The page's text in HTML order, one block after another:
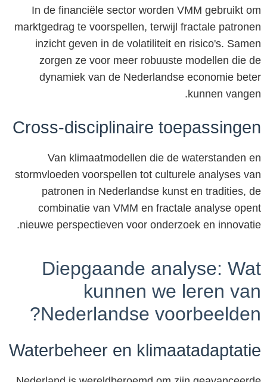
In de financiële sector worden VMM gebruikt om
marktgedrag te voorspellen, terwijl fractale patronen
inzicht geven in de volatiliteit en risico's. Samen
zorgen ze voor meer robuuste modellen die de
dynamiek van de Nederlandse economie beter
kunnen vangen.
Cross-disciplinaire toepassingen
Van klimaatmodellen die de waterstanden en
stormvloeden voorspellen tot culturele analyses van
patronen in Nederlandse kunst en tradities, de
combinatie van VMM en fractale analyse opent
nieuwe perspectieven voor onderzoek en innovatie.
Diepgaande analyse: Wat
kunnen we leren van
Nederlandse voorbeelden?
Waterbeheer en klimaatadaptatie